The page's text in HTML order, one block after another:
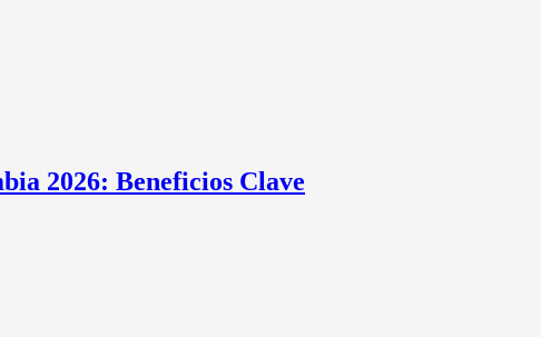
2026: Beneficios Clave